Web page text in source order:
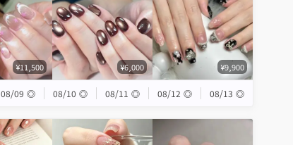
¥11,500 ¥6,000 ¥9,900
08/09 ◎ 08/10 ◎ 08/11 ◎ 08/12 ◎ 08/13 ◎